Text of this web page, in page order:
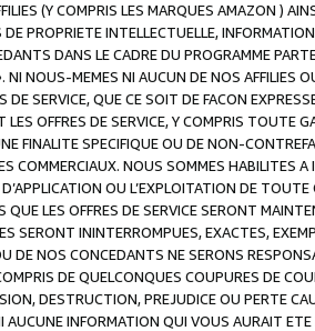
(Y COMPRIS LES MARQUES AMAZON )
PROPRIETE INTELLECTUELLE,
DANS LE CADRE DU PROGRAMME
NOUS-MEMES NI AUCUN DE NOS AFFILIES
SERVICE, QUE CE SOIT DE FACON
OFFRES DE SERVICE, Y COMPRIS TOUTE
FINALITE SPECIFIQUE OU DE NON-
COMMERCIAUX. NOUS SOMMES HABILITES
OU L’EXPLOITATION DE
LES OFFRES DE SERVICE SERONT
SERONT ININTERROMPUES, EXACTES,
DE NOS CONCEDANTS NE SERONS
DE QUELCONQUES COUPURES DE
DESTRUCTION, PREJUDICE OU PERTE
INFORMATION QUI VOUS AURAIT